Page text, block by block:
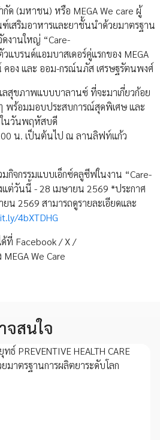
ด (มหาชน) หรือ MEGA We care ผู้
สริมอาหารและยาชั้นนำด้วยมาตรฐาน
ดงานใหญ่ “Care-
แบรนด์แอมบาสเดอร์คู่แรกของ MEGA
อง และ ออม-กรณ์นภัส เศรษฐรัตนพงศ์
สุขภาพแบบบาลานซ์ ที่จะมาเกี่ยวก้อย
ร้อมมอบประสบการณ์สุดพิเศษ และ
ในวันพฤหัสบดี
น. เป็นต้นไป ณ ลานลิฟท์แก้ว
กิจกรรมแบบเอ็กซ์คลูซีฟในงาน “Care-
แต่วันนี้ - 28 เมษายน 2569 *ประกาศ
น 2569 สามารถดูรายละเอียดและ
4bXTDHG
ด้ที่ Facebook / X /
We Care
จสนใจ